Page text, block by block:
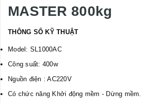
MASTER 800kg
THÔNG SỐ KỸ THUẬT
Model: SL1000AC
Công suất: 400w
Nguồn điện : AC220V
Có chức năng Khởi động mềm - Dừng mềm.